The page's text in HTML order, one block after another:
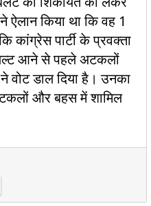
किया था कि वह 1
कांग्रेस पार्टी के प्रवक्ता
आने से पहले अटकलों
वोट डाल दिया है। उनका
और बहस में शामिल